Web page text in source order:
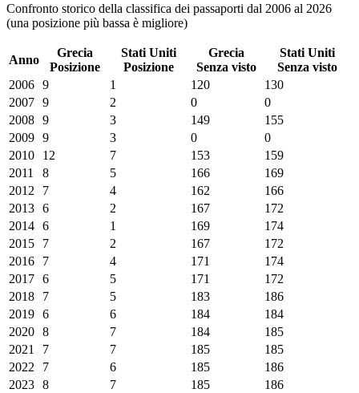
Confronto storico della classifica dei passaporti dal 2006 al 2026
(una posizione più bassa è migliore)
Anno
Grecia
Posizione
Stati Uniti
Posizione
Grecia
Senza visto
Stati Uniti
Senza visto
2006 9 1 120
130
2007 9 2 0
0
2008 9 3 149
155
2009 9 3 0
0
2010
12 7 153
159
2011
8 5 166
169
2012
7 4 162
166
2013 6 2 167
172
2014 6 1 169
174
2015
7 2 167
172
2016
7 4 171
174
2017 6 5 171
172
2018
7 5 183
186
2019 6 6 184
184
2020 8 7 184
185
2021
7 7 185
185
2022
7 6 185
186
2023 8 7 185
186